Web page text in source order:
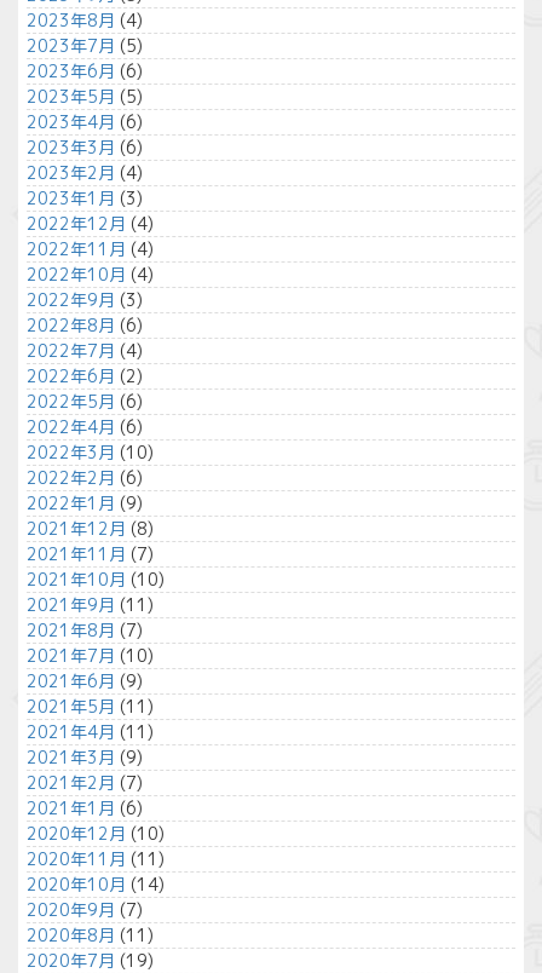
2023年8月 (4)
2023年7月 (5)
2023年6月 (6)
2023年5月 (5)
2023年4月 (6)
2023年3月 (6)
2023年2月 (4)
2023年1月 (3)
2022年12月 (4)
2022年11月 (4)
2022年10月 (4)
2022年9月 (3)
2022年8月 (6)
2022年7月 (4)
2022年6月 (2)
2022年5月 (6)
2022年4月 (6)
2022年3月 (10)
2022年2月 (6)
2022年1月 (9)
2021年12月 (8)
2021年11月 (7)
2021年10月 (10)
2021年9月 (11)
2021年8月 (7)
2021年7月 (10)
2021年6月 (9)
2021年5月 (11)
2021年4月 (11)
2021年3月 (9)
2021年2月 (7)
2021年1月 (6)
2020年12月 (10)
2020年11月 (11)
2020年10月 (14)
2020年9月 (7)
2020年8月 (11)
2020年7月 (19)